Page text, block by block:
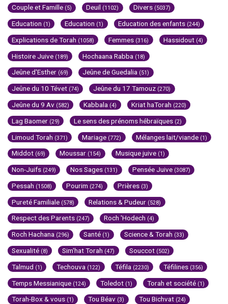
Couple et Famille (5) Deuil (1102) Divers (5037)
Education (1) Education (1) Education des enfants (244)
Explications de Torah (1058) Femmes (316) Hassidout (4)
Histoire Juive (189) Hochaana Rabba (18)
Jeûne d'Esther (69) Jeûne de Guedalia (51)
Jeûne du 10 Tévet (74) Jeûne du 17 Tamouz (270)
Jeûne du 9 Av (582) Kabbala (4) Kriat haTorah (220)
Lag Baomer (29) Le sens des prénoms hébraïques (2)
Limoud Torah (371) Mariage (772) Mélanges lait/viande (1)
Middot (69) Moussar (154) Musique juive (1)
Non-Juifs (249) Nos Sages (131) Pensée Juive (3087)
Pessah (1508) Pourim (274) Prières (3)
Pureté Familiale (578) Relations & Pudeur (528)
Respect des Parents (247) Roch 'Hodech (4)
Roch Hachana (296) Santé (1) Science & Torah (33)
Sexualité (8) Sim'hat Torah (47) Souccot (502)
Talmud (1) Techouva (122) Téfila (2230) Téfilines (356)
Temps Messianique (124) Toledot (1) Torah et société (1)
Torah-Box & vous (1) Tou Béav (3) Tou Bichvat (24)